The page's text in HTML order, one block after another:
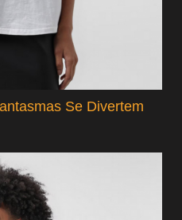
Se Divertem